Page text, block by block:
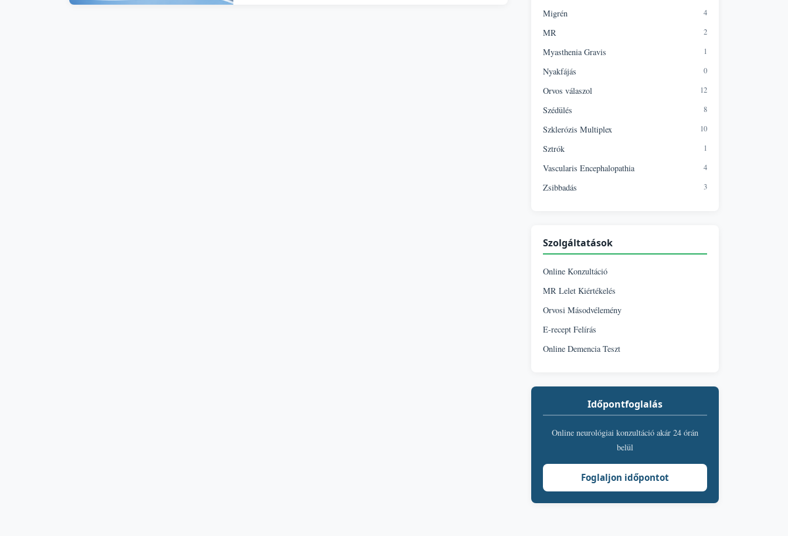
Migrén 4
MR 2
Myasthenia Gravis 1
Nyakfájás 0
Orvos válaszol 12
Szédülés 8
Szklerózis Multiplex 10
Sztrók 1
Vascularis Encephalopathia 4
Zsibbadás 3
Szolgáltatások
Online Konzultáció
MR Lelet Kiértékelés
Orvosi Másodvélemény
E-recept Felírás
Online Demencia Teszt
Időpontfoglalás
Online neurológiai konzultáció akár 24 órán
belül
Foglaljon időpontot